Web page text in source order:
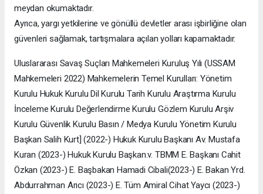
meydan okumaktadır.
Ayrıca, yargı yetkilerine ve gönüllü devletler arası işbirliğine olan
güvenleri sağlamak, tartışmalara açılan yolları kapamaktadır.
Uluslararası Savaş Suçları Mahkemeleri Kuruluş Yılı (USSAM
Mahkemeleri 2022) Mahkemelerin Temel Kurulları: Yönetim
Kurulu Hukuk Kurulu Dil Kurulu Tarih Kurulu Araştırma Kurulu
İnceleme Kurulu Değerlendirme Kurulu Gözlem Kurulu Arşiv
Kurulu Güvenlik Kurulu Basın / Medya Kurulu Yönetim Kurulu
Başkan Salih Kurt] (2022-) Hukuk Kurulu Başkanı Av. Mustafa
Kuran (2023-) Hukuk Kurulu Başkan.v. TBMM E. Başkanı Cahit
Özkan (2023-) E. Başbakan Hamadi Cibali(2023-) E. Bakan Yrd.
Abdurrahman Arıcı (2023-) E. Tüm Amiral Cihat Yaycı (2023-)